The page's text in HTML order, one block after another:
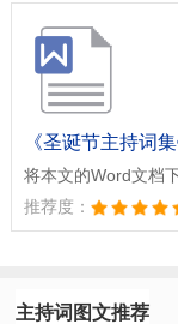
《圣诞节主持词
将本文的Word文档
推荐度：
主持词图文推荐